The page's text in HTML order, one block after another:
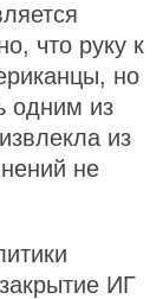
что руку к
но
одним из
из
не
ИГ